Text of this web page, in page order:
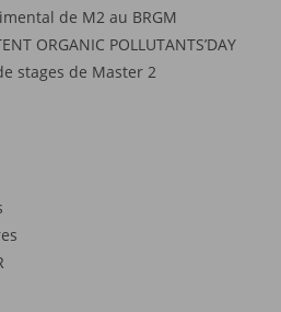
de M2 au BRGM
ORGANIC POLLUTANTS’DAY
stages de Master 2